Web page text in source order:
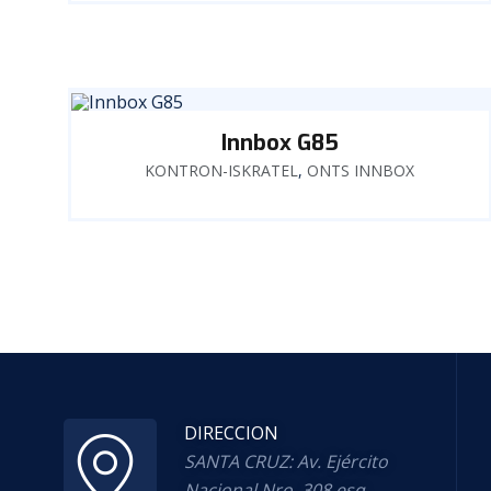
Innbox G85
KONTRON-ISKRATEL,ONTS INNBOX
DIRECCION
SANTA CRUZ: Av. Ejército